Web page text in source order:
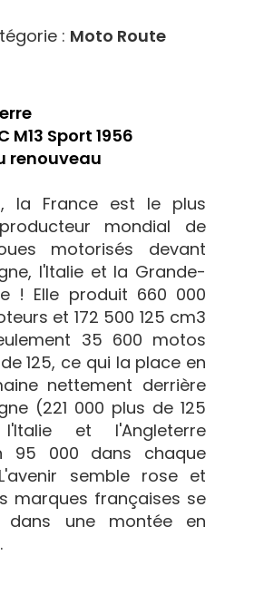
: Moto Route
M13 Sport 1956
renouveau
la France est le plus
mondial de
motorisés devant
l'Italie et la Grande-
! Elle produit 660 000
et 172 500 125 cm3
35 600 motos
125, ce qui la place en
nettement derrière
(221 000 plus de 125
et l'Angleterre
95 000 dans chaque
semble rose et
marques françaises se
dans une montée en